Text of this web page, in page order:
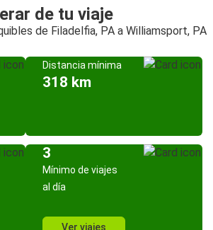
de tu viaje
de Filadelfia, PA a Williamsport, PA
Distancia mínima
318 km
3
Mínimo de viajes
al día
Ver viajes